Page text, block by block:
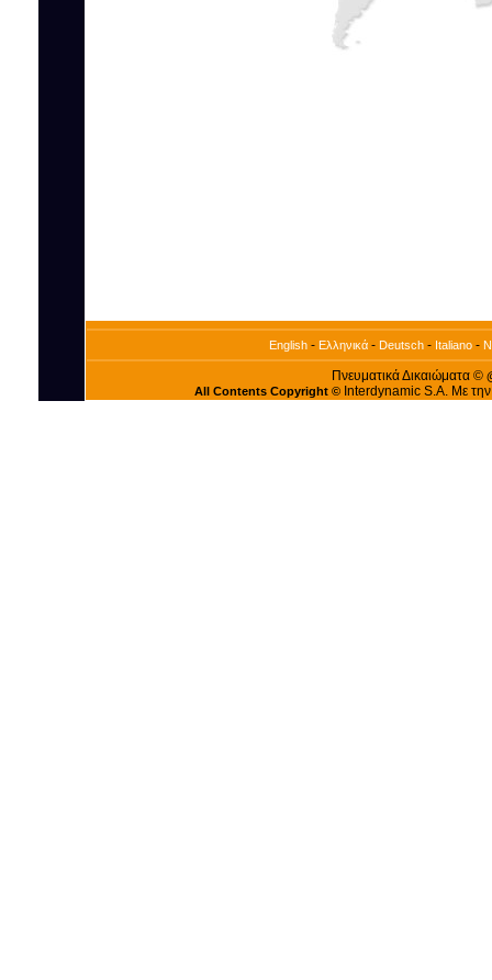
English - Ελληνικά - Deutsch - Italiano -
Πνευματικά Δικαιώματα ©
All Contents Copyright © Interdynamic S.A. Με